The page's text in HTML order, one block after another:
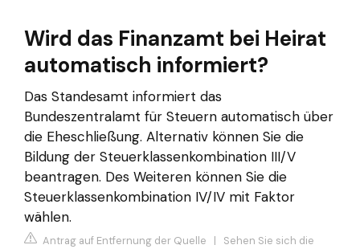
Wird das Finanzamt bei Heirat
automatisch informiert?
Das Standesamt informiert das
Bundeszentralamt für Steuern automatisch über
die Eheschließung. Alternativ können Sie die
Bildung der Steuerklassenkombination III/V
beantragen. Des Weiteren können Sie die
Steuerklassenkombination IV/IV mit Faktor
wählen.
Antrag auf Entfernung der Quelle | Sehen Sie sich die